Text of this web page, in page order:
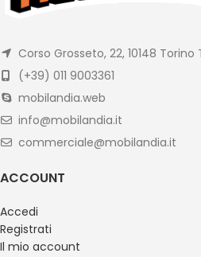
Corso Grosseto, 22, 10148 Torino
(+39) 011 9003361
mobilandia.web
info@mobilandia.it
commerciale@mobilandia.it
ACCOUNT
Accedi
Registrati
Il mio account